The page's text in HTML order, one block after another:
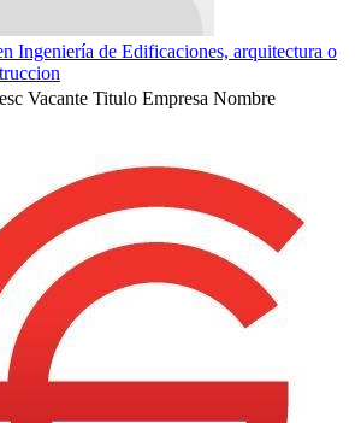
Ingeniería de Edificaciones, arquitectura o
Vacante Titulo Empresa Nombre